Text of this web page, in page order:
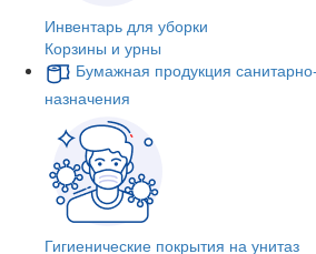
Инвентарь для уборки
Корзины и урны
Бумажная продукция
назначения
Гигиенические покрытия на унитаз